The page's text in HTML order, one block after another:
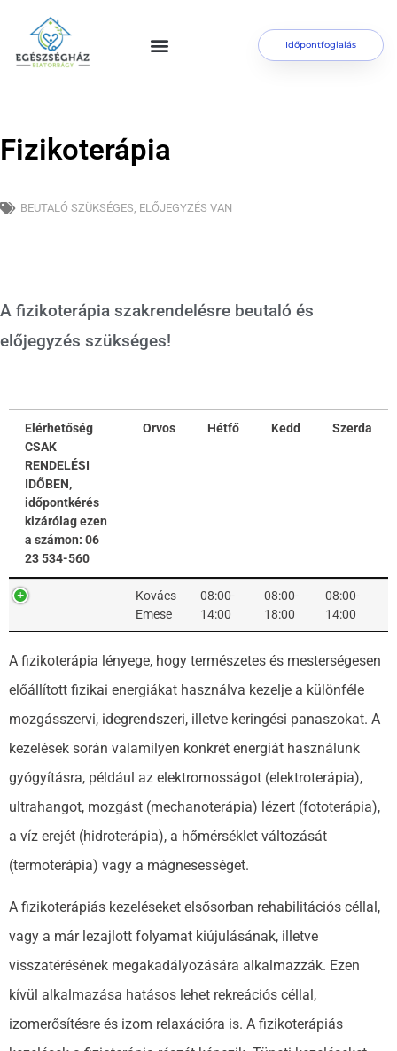
Időpontfoglalás
Fizikoterápia
BEUTALÓ SZÜKSÉGES, ELŐJEGYZÉS VAN
A fizikoterápia szakrendelésre beutaló és
előjegyzés szükséges!
Elérhetőség
CSAK
RENDELÉSI
IDŐBEN,
időpontkérés
kizárólag ezen
a számon: 06
23 534-560
Orvos Hétfő Kedd Szerda
Elérhetőség
CSAK
időpontkérés
kizárólag ezen
a számon: 06
23 534-560
Orvos Hétfő Kedd Szerda
Kovács
Emese
08:00-
14:00
08:00-
18:00
08:00-
14:00
A fizikoterápia lényege, hogy természetes és mesterségesen
előállított fizikai energiákat használva kezelje a különféle
mozgásszervi, idegrendszeri, illetve keringési panaszokat. A
kezelések során valamilyen konkrét energiát használunk
gyógyításra, például az elektromosságot (elektroterápia),
ultrahangot, mozgást (mechanoterápia) lézert (fototerápia),
a víz erejét (hidroterápia), a hőmérséklet változását
(termoterápia) vagy a mágnesességet.
A fizikoterápiás kezeléseket elsősorban rehabilitációs céllal,
vagy a már lezajlott folyamat kiújulásának, illetve
visszatérésének megakadályozására alkalmazzák. Ezen
kívül alkalmazása hatásos lehet rekreációs céllal,
izomerősítésre és izom relaxációra is. A fizikoterápiás